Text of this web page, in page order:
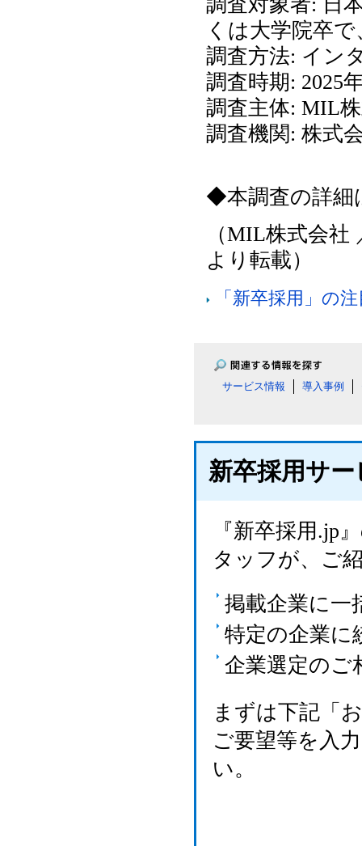
くは大学院卒
調査方法: イン
調査時期: 2025
調査主体: MIL
調査機関: 株式
◆本調査の詳細
（MIL株式会
より転載）
「新卒採用」の
サービス情報 導入事例
新卒採用サ
『新卒採用.jp
タッフが、ご
掲載企業に一
特定の企業に
企業選定のご
まずは下記「
ご要望等を入
い。